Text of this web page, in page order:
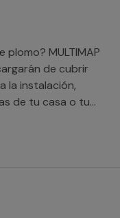
MULTIMAP
de cubrir
la instalación,
de tu casa o tu